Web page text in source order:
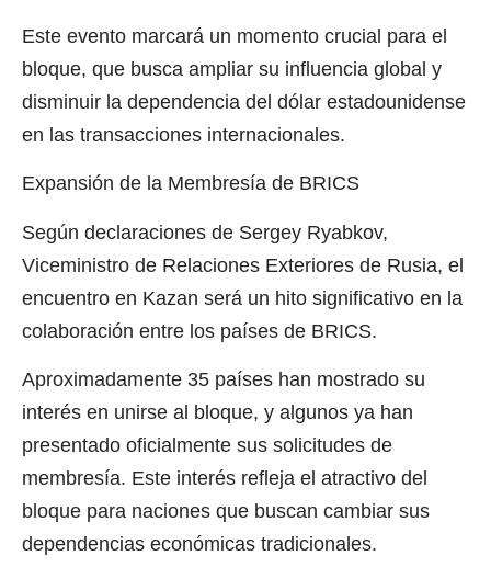
Este evento marcará un momento crucial para el
bloque, que busca ampliar su influencia global y
disminuir la dependencia del dólar estadounidense
en las transacciones internacionales.
Expansión de la Membresía de BRICS
Según declaraciones de Sergey Ryabkov,
Viceministro de Relaciones Exteriores de Rusia, el
encuentro en Kazan será un hito significativo en la
colaboración entre los países de BRICS.
Aproximadamente 35 países han mostrado su
interés en unirse al bloque, y algunos ya han
presentado oficialmente sus solicitudes de
membresía. Este interés refleja el atractivo del
bloque para naciones que buscan cambiar sus
dependencias económicas tradicionales.